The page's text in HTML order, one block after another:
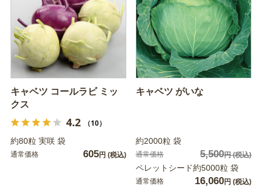
キャベツ コールラビ ミッ
クス
4.2 （10）
約80粒 実咲 袋
通常価格 605円 (税込)
キャベツ がいな
約2000粒 袋
通常価格 5,500円(税込)
ペレットシード約5000粒 袋
通常価格 16,060円 (税込)